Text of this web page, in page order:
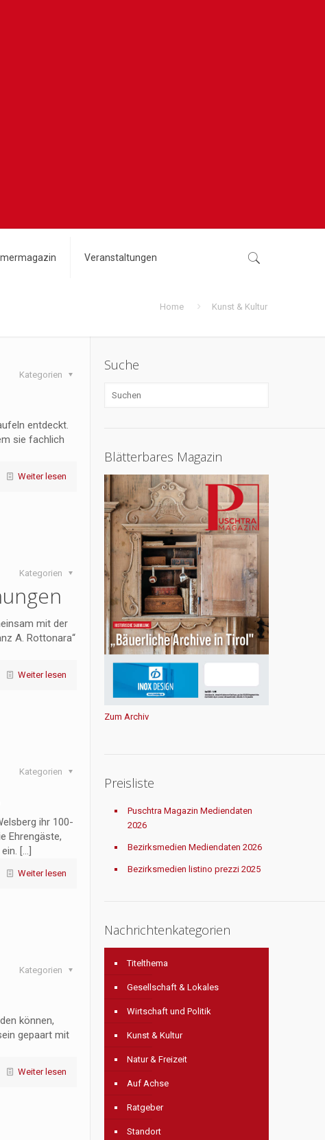
Veranstaltungen
Home Kunst & Kultur
Kategorien
entdeckt.
sie fachlich
Weiter lesen
Kategorien
mit der
A. Rottonara“
Weiter lesen
Kategorien
ihr 100-
Ehrengäste,
[…]
Weiter lesen
Kategorien
können,
gepaart mit
Weiter lesen
Suche
Blätterbares Magazin
Zum Archiv
Preisliste
Puschtra Magazin Mediendaten
2026
Bezirksmedien Mediendaten 2026
Bezirksmedien listino prezzi 2025
Nachrichtenkategorien
Titelthema
Gesellschaft & Lokales
Wirtschaft und Politik
Kunst & Kultur
Natur & Freizeit
Auf Achse
Ratgeber
Standort